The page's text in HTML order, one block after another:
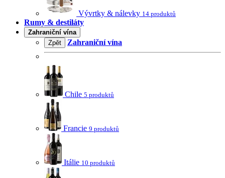
Vývrtky & nálevky 14 produktů
Rumy & destiláty
Zahraniční vína
Zpět
Zahraniční vína
Chile 5 produktů
Francie 9 produktů
Itálie 10 produktů